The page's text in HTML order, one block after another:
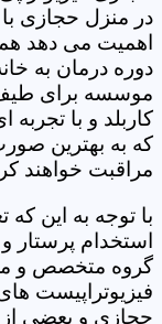
در منزل حجازی با
اهمیت می دهد
دوره درمان به
موسسه برای
کاربلد و با
که به بهترین
مراقبت خواهند
با توجه به این
استخدام پرستار
گروه متخصص و
فیزیوتراپیست
حجازی و بعضی